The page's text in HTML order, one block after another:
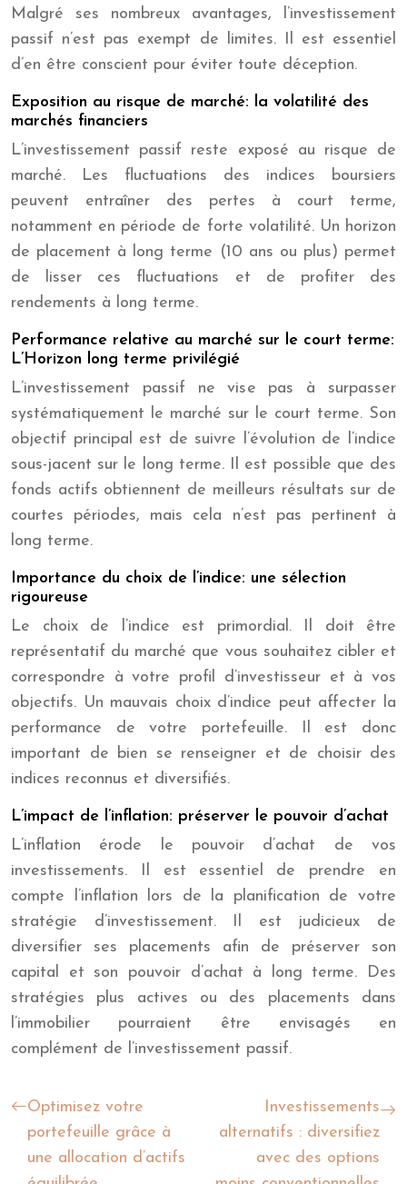
Malgré ses nombreux avantages, l’investissement
passif n’est pas exempt de limites. Il est essentiel
d’en être conscient pour éviter toute déception.
Exposition au risque de marché: la volatilité des
marchés financiers
L’investissement passif reste exposé au risque de
marché. Les fluctuations des indices boursiers
peuvent entraîner des pertes à court terme,
notamment en période de forte volatilité. Un horizon
de placement à long terme (10 ans ou plus) permet
de lisser ces fluctuations et de profiter des
rendements à long terme.
Performance relative au marché sur le court terme:
L’Horizon long terme privilégié
L’investissement passif ne vise pas à surpasser
systématiquement le marché sur le court terme. Son
objectif principal est de suivre l’évolution de l’indice
sous-jacent sur le long terme. Il est possible que des
fonds actifs obtiennent de meilleurs résultats sur de
courtes périodes, mais cela n’est pas pertinent à
long terme.
Importance du choix de l’indice: une sélection
rigoureuse
Le choix de l’indice est primordial. Il doit être
représentatif du marché que vous souhaitez cibler et
correspondre à votre profil d’investisseur et à vos
objectifs. Un mauvais choix d’indice peut affecter la
performance de votre portefeuille. Il est donc
important de bien se renseigner et de choisir des
indices reconnus et diversifiés.
L’impact de l’inflation: préserver le pouvoir d’achat
L’inflation érode le pouvoir d’achat de vos
investissements. Il est essentiel de prendre en
compte l’inflation lors de la planification de votre
stratégie d’investissement. Il est judicieux de
diversifier ses placements afin de préserver son
capital et son pouvoir d’achat à long terme. Des
stratégies plus actives ou des placements dans
l’immobilier pourraient être envisagés en
complément de l’investissement passif.
Optimisez votre
portefeuille grâce à
une allocation d’actifs
Investissements
alternatifs : diversifiez
avec des options